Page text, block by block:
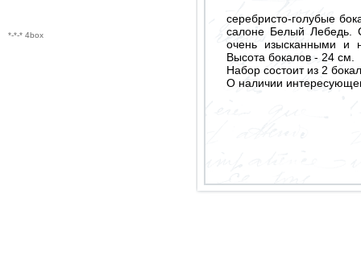
*-*-* 4box
серебристо-голубые
салоне Белый Лебедь.
очень изысканными и
Высота бокалов - 24 см.
Набор состоит из 2
О наличии